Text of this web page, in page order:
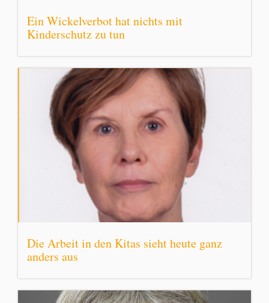
Ein Wickelverbot hat nichts mit
Kinderschutz zu tun
Die Arbeit in den Kitas sieht heute ganz
anders aus